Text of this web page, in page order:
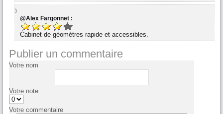
@Alex Fargonnet :
Cabinet de géomètres rapide et accessibles.
Publier un commentaire
Votre nom
Votre note
Votre commentaire